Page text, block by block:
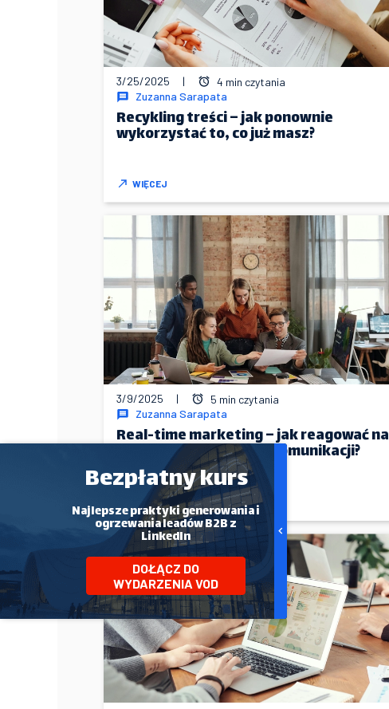
Zuzanna Sarapata
3/25/2025 | 4 min czytania
Recykling treści – jak ponownie
wykorzystać to, co już masz?
WIĘCEJ
Zuzanna Sarapata
3/9/2025 | 5 min czytania
Real-time marketing – jak reagować na
bieżące wydarzenia w komunikacji?
WIĘCEJ
Bezpłatny kurs
Najlepsze praktyki generowania i
ogrzewania leadów B2B z
LinkedIn
DOŁĄCZ DO
WYDARZENIA VOD